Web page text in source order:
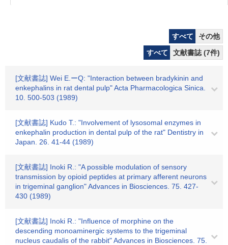
すべて
その他
すべて
文献書誌 (7件)
[文献書誌] Wei E.ーQ: "Interaction between bradykinin and
enkephalins in rat dental pulp" Acta Pharmacologica Sinica.
10. 500-503 (1989)
[文献書誌] Kudo T.: "Involvement of lysosomal enzymes in
enkephalin production in dental pulp of the rat" Dentistry in
Japan. 26. 41-44 (1989)
[文献書誌] Inoki R.: "A possible modulation of sensory
transmission by opioid peptides at primary afferent neurons
in trigeminal ganglion" Advances in Biosciences. 75. 427-
430 (1989)
[文献書誌] Inoki R.: "Influence of morphine on the
descending monoaminergic systems to the trigeminal
nucleus caudalis of the rabbit" Advances in Biosciences. 75.